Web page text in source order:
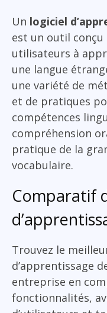
Un logiciel
est un outil
utilisateurs à
une langue
une variété de
et de pratiques
compétences
compréhension
pratique de la
vocabulaire.
Comparatif
Trouvez le
d’apprentissage
entreprise en
fonctionnalités,